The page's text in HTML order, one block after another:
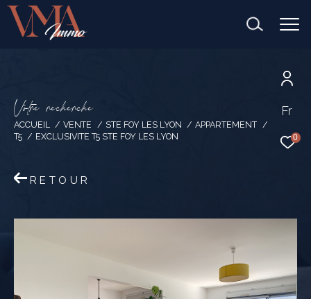
Fr
0
Votre recherche
ACCUEIL VENTE STE FOY LES LYON
APPARTEMENT
T5
EXCLUSIVITE T5 STE FOY LES LYON
RETOUR